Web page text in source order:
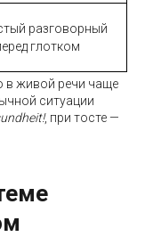
разговорный
глотком
в живой речи чаще
ситуации
, при тосте —